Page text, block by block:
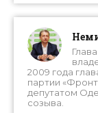
2009 года
партии
депутатом
созыва.